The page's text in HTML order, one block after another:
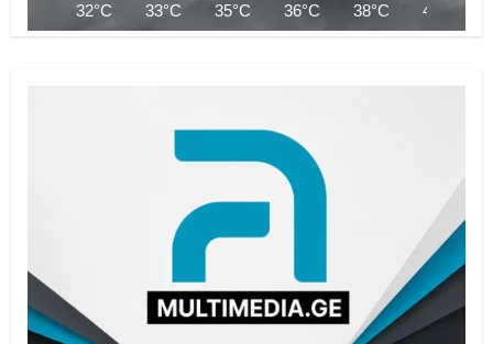
32°C 33°C 35°C 36°C 38°C 40°C